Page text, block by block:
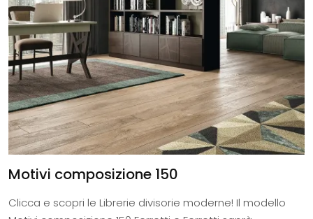
Motivi composizione 150
Clicca e scopri le Librerie divisorie moderne! Il modello